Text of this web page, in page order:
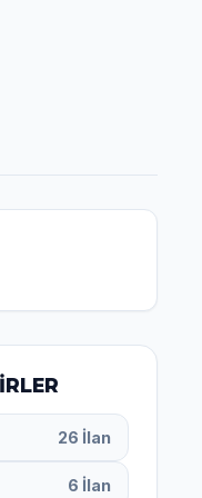
26 İlan
6 İlan